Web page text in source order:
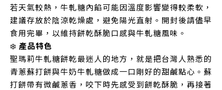
若天氣較熱，牛軋糖內餡可能因溫度影響變得較柔軟，
建議存放於陰涼乾燥處，避免陽光直射。開封後請儘早
食用完畢，以維持餅乾酥脆口感與牛軋糖風味。
❄️ 產品特色
聖瑪莉牛軋糖餅乾最迷人的地方，就是把台灣人熟悉的
青蔥蘇打餅與牛奶牛軋糖做成一口剛好的甜鹹點心。蘇
打餅帶有微鹹蔥香，咬下時先感受到餅乾酥脆，再接著